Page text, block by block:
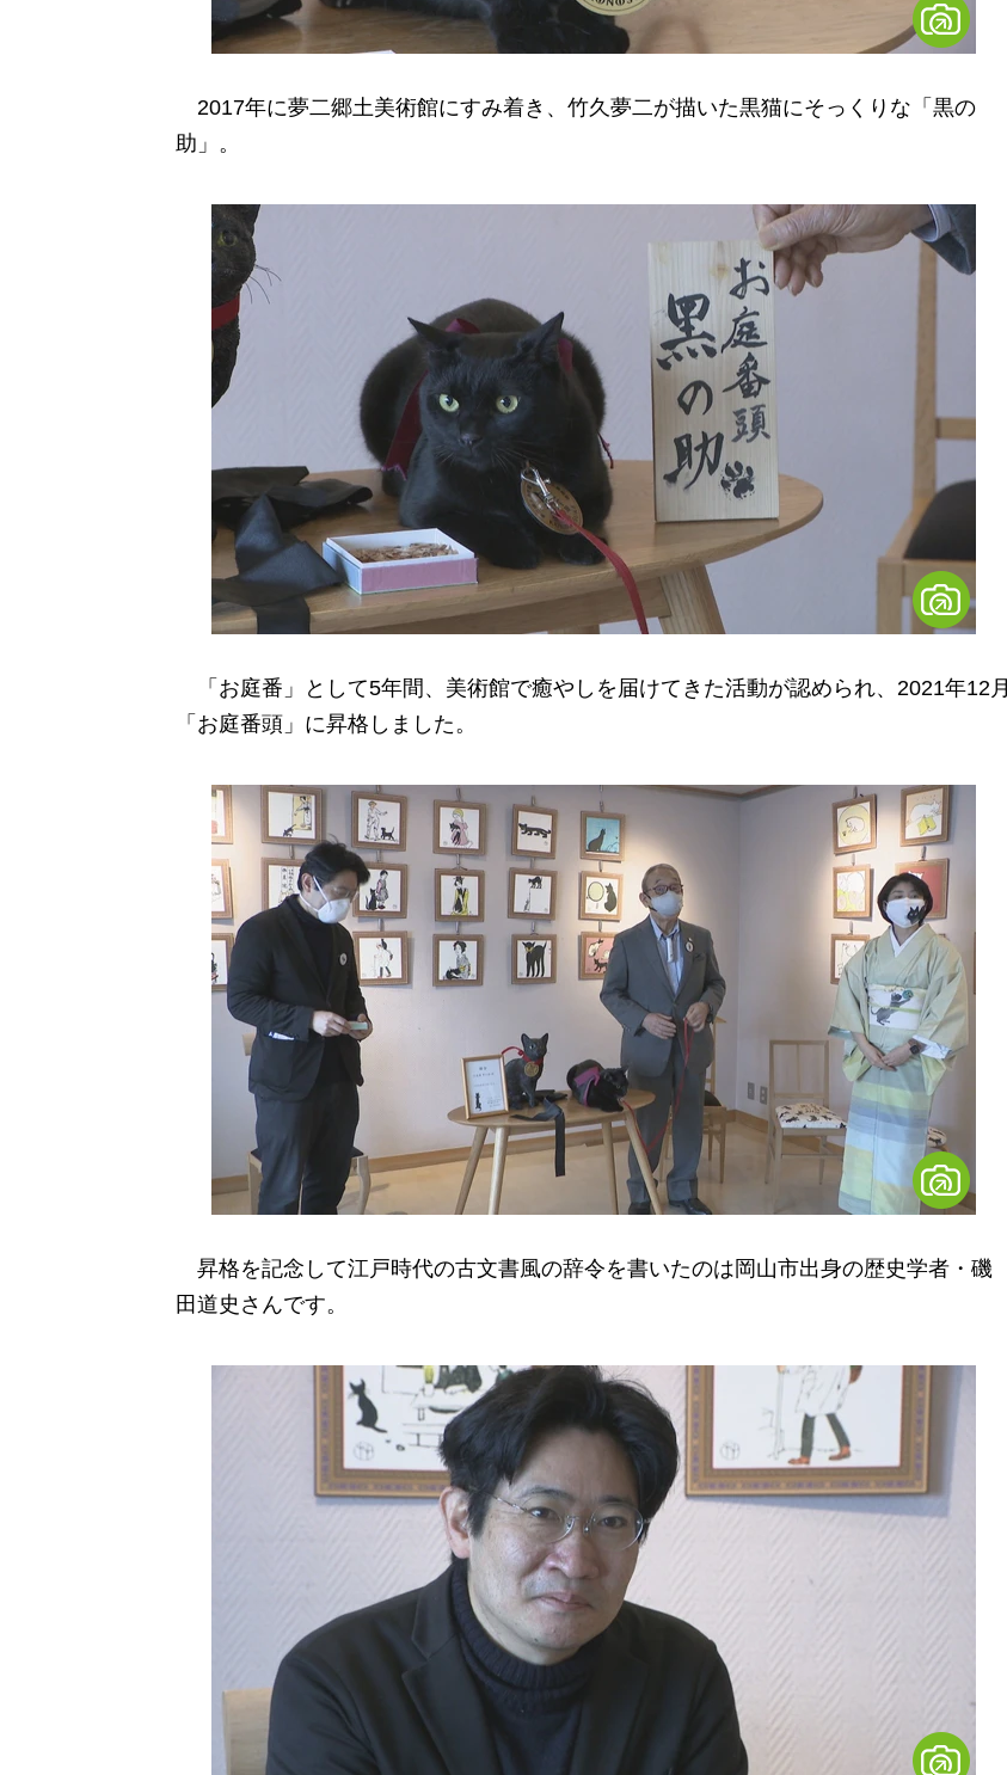
2017年に夢二郷土美術館にすみ着き、竹久夢二が描いた黒猫にそっくりな「黒の
助」。
「お庭番」として5年間、美術館で癒やしを届けてきた活動が認められ、2021年12月
「お庭番頭」に昇格しました。
昇格を記念して江戸時代の古文書風の辞令を書いたのは岡山市出身の歴史学者・磯
田道史さんです。